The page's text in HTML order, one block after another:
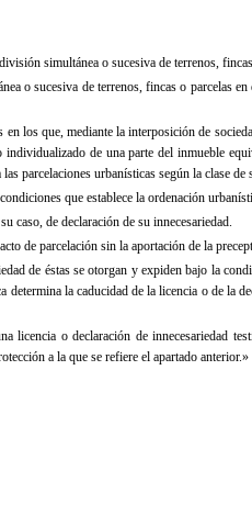
simultánea o sucesiva de terrenos,
o sucesiva de terrenos, fincas o parcelas
los que, mediante la interposición de
de una parte del inmueble
parcelaciones urbanísticas según la clase de
que establece la ordenación
caso, de declaración de su innecesariedad.
de parcelación sin la aportación de la
de éstas se otorgan y expiden bajo la
la caducidad de la licencia o de la
o declaración de innecesariedad
a la que se refiere el apartado anterior.»